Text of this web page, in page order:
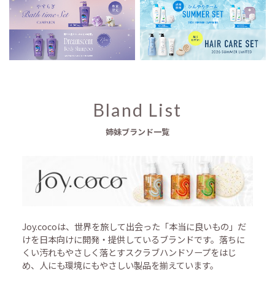
Bland List
姉妹ブランド一覧
Joy.cocoは、世界を旅して出会った「本当に良いもの」だ
けを日本向けに開発・提供しているブランドです。落ちに
くい汚れもやさしく落とすスクラブハンドソープをはじ
め、人にも環境にもやさしい製品を揃えています。